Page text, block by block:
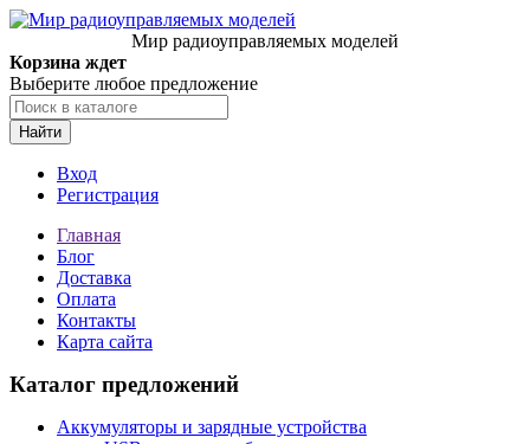
Мир радиоуправляемых моделей
Корзина ждет
Выберите любое предложение
Найти
Вход
Регистрация
Главная
Блог
Доставка
Оплата
Контакты
Карта сайта
Каталог предложений
Аккумуляторы и зарядные устройства